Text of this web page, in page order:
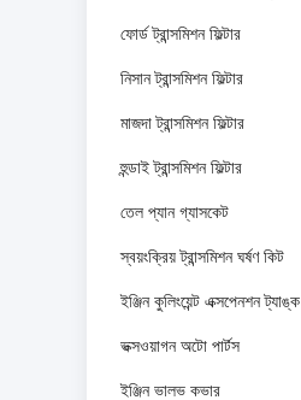
ফোর্ড ট্রান্সমিশন ফিল্টার
নিসান ট্রান্সমিশন ফিল্টার
মাজদা ট্রান্সমিশন ফিল্টার
হুন্ডাই ট্রান্সমিশন ফিল্টার
তেল প্যান গ্যাসকেট
স্বয়ংক্রিয় ট্রান্সমিশন ঘর্ষণ কিট
ইঞ্জিন কুলিংয়েন্ট এক্সপেনশন ট্যাঙ্ক
ভক্সওয়াগন অটো পার্টস
ইঞ্জিন ভালভ কভার